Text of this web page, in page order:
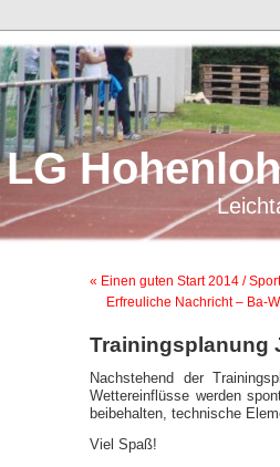
LG
« Einen guten Start 2014 /
Erfreuliche Nachricht – Ba-
Trainingsplanung
Nachstehend der
Wettereinflüsse werden
beibehalten, technische
Viel Spaß!